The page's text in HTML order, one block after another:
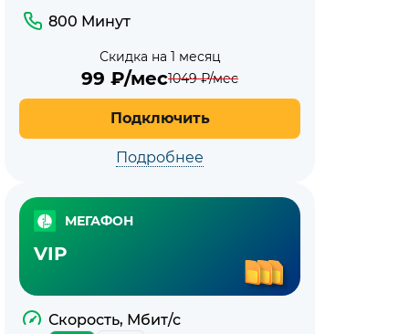
800 Минут
Скидка на 1 месяц
99 ₽/мес1049₽/мес
Подключить
Подробнее
МЕГАФОН
VIP
Скорость, Мбит/с